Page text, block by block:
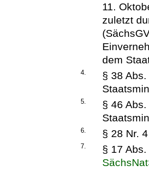
11.
zuletzt
dem
4. § 38
5. § 46 Abs.
6. § 28 Nr. 4
7.
§ 17